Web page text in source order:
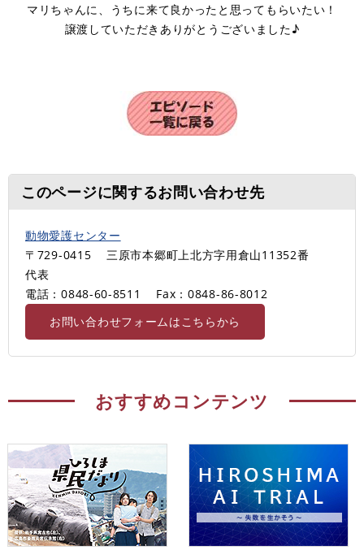
マリちゃんに、うちに来て良かったと思ってもらいたい！
譲渡していただきありがとうございました♪
このページに関するお問い合わせ先
動物愛護センター
〒729-0415
三原市本郷町上北方字用倉山11352番
代表
電話：0848-60-8511
Fax：0848-86-8012
お問い合わせフォームはこちらから
おすすめコンテンツ